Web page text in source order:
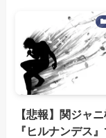
【悲報】関ジャ
『ヒルナンデス